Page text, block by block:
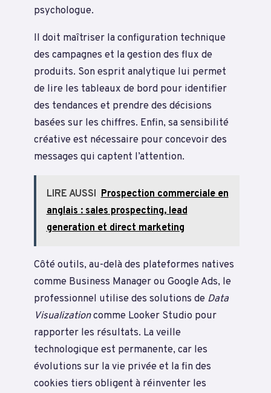
psychologue.
Il doit maîtriser la configuration technique
des campagnes et la gestion des flux de
produits. Son esprit analytique lui permet
de lire les tableaux de bord pour identifier
des tendances et prendre des décisions
basées sur les chiffres. Enfin, sa sensibilité
créative est nécessaire pour concevoir des
messages qui captent l’attention.
LIRE AUSSI Prospection commerciale en
anglais : sales prospecting, lead
generation et direct marketing
Côté outils, au-delà des plateformes natives
comme Business Manager ou Google Ads, le
professionnel utilise des solutions de Data
Visualizationcomme Looker Studio pour
rapporter les résultats. La veille
technologique est permanente, car les
évolutions sur la vie privée et la fin des
cookies tiers obligent à réinventer les